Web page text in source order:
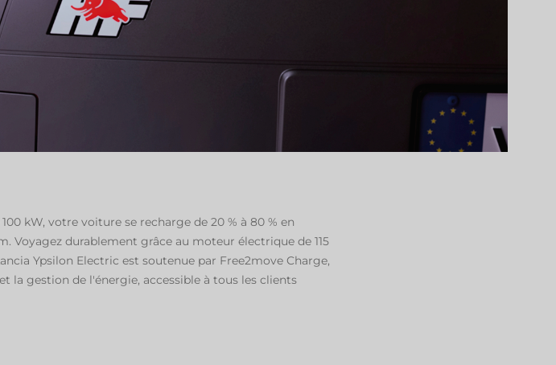
kW, votre voiture se recharge de 20 % à 80 % en
Voyagez durablement grâce au moteur électrique de 115
Ypsilon Electric est soutenue par Free2move Charge,
la gestion de l'énergie, accessible à tous les clients